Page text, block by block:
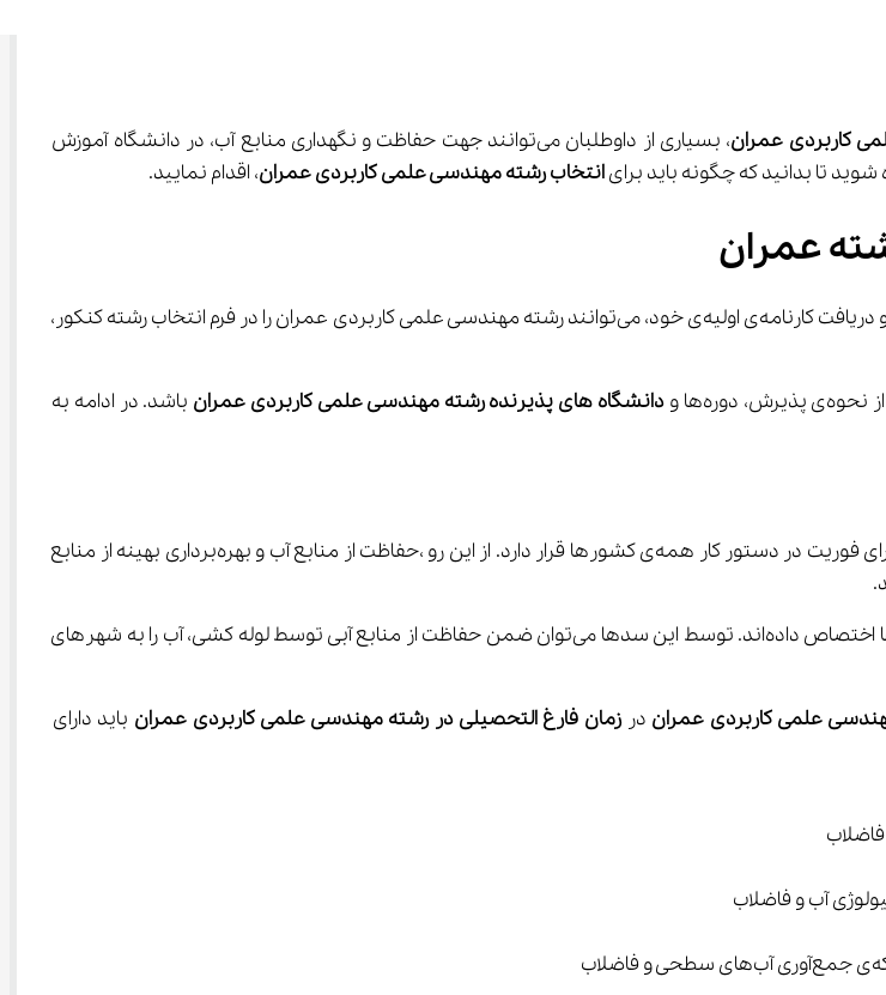
کاربردی عمران
، بسیاری از داوطلبان می‌توانند جهت حفاظت و نگهداری منابع آب، در دانشگاه آموزش
تا بدانید که چگونه باید برای انتخاب رشته مهندسی علمی کاربردی عمران، اقدام نمایید.
عمران
، پس از شرکت در کنکور سراسری و دریافت کارنامه‌ی اولیه‌ی خود، می‌توانند رشته مهندسی علمی کاربردی عمران را در فرم انتخاب رشته کنکور،
دوره‌ها و دانشگاه های پذیرنده رشته مهندسی علمی کاربردی عمران باشد. در ادامه به
این روز‌ها بر کسی پوشیده نیست که مدیریت منابع آب به عنوان یکی از اولویت‌های دارای فوریت در دستور کار همه‌ی کشور‌ها قرار دارد. از این رو ،حفاظت از منابع آب و بهره‌برداری بهینه از منابع
همه‌ی کشورهای توسعه یافته، برنامه‌های احداثی بسیاری را به  طراحی و ساخت سد‌ها اختصاص داده‌اند. توسط این سدها می‌توان ضمن حفاظت از منابع آبی توسط لوله کشی، آب را به شهر‌های
علمی کاربردی عمران در زمان فارغ التحصیلی در رشته مهندسی علمی کاربردی عمران باید دارای